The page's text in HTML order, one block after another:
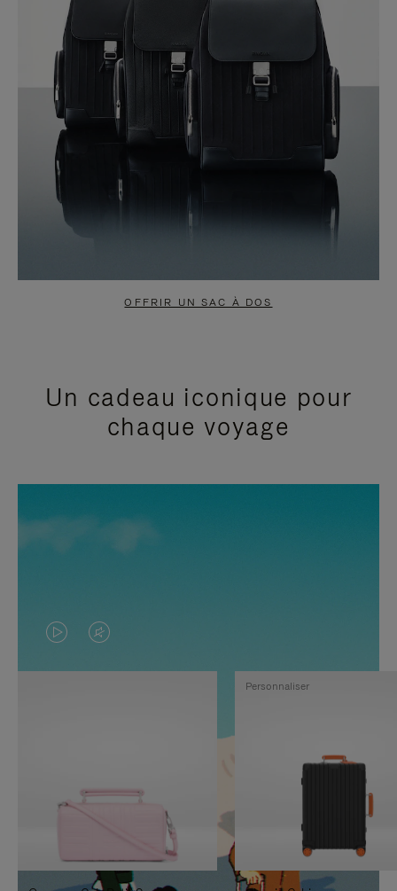
OFFRIR UN SAC À DOS
Un cadeau iconique pour
chaque voyage
LA
VIDÉO
PAUSE,
APPUYEZ
SUR
LE
SON
DÉSACTIVÉ.
VEUILLEZ
Personnaliser